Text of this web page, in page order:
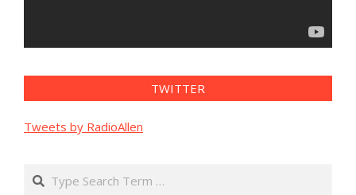
TWITTER
Tweets by RadioAllen
Search